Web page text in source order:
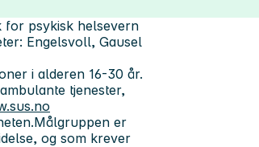
for psykisk helsevern
Engelsvoll, Gausel
i alderen 16-30 år.
tjenester,
er
og som krever